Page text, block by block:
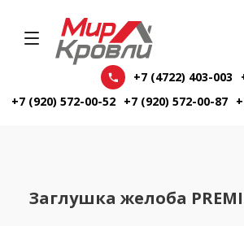
+7 (4722) 403-003
+7 (920) 572-00-52 +7 (920) 572-00-87
Заглушка желоба